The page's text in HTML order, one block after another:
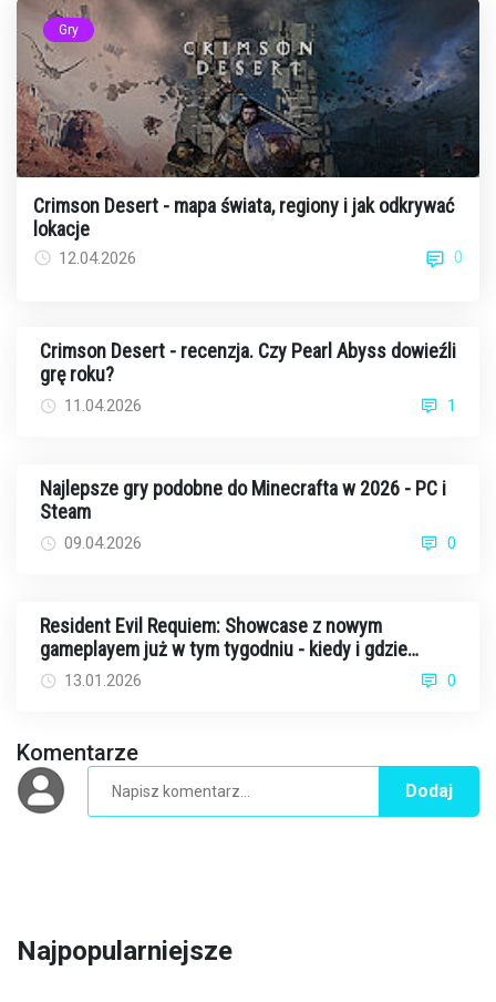
Gry
Crimson Desert - mapa świata, regiony i jak odkrywać
lokacje
12.04.2026 0
Crimson Desert - recenzja. Czy Pearl Abyss dowieźli
grę roku?
11.04.2026 1
Najlepsze gry podobne do Minecrafta w 2026 - PC i
Steam
09.04.2026 0
Resident Evil Requiem: Showcase z nowym
gameplayem już w tym tygodniu - kiedy i gdzie
oglądać?
13.01.2026 0
Komentarze
Dodaj
Najpopularniejsze